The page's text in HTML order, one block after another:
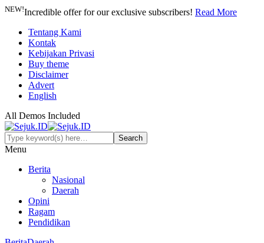
NEW!Incredible offer for our exclusive subscribers! Read More
Tentang Kami
Kontak
Kebijakan Privasi
Buy theme
Disclaimer
Advert
English
All Demos Included
Menu
Berita
Nasional
Daerah
Opini
Ragam
Pendidikan